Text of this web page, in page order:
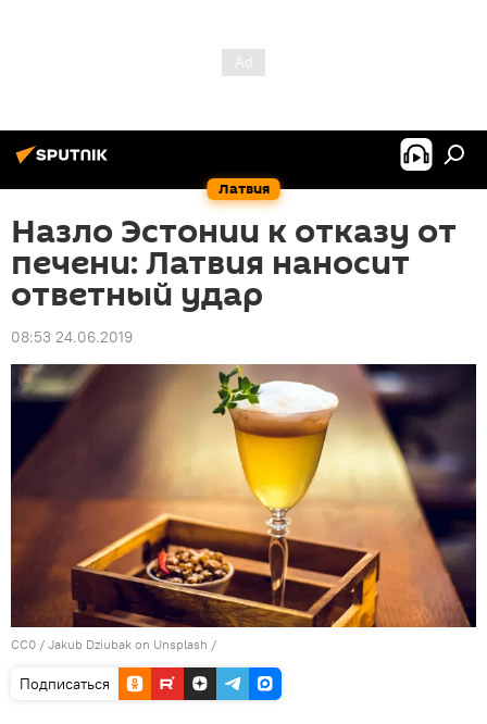
Латвия
Назло Эстонии к отказу от
печени: Латвия наносит
ответный удар
08:53 24.06.2019
CC0 / Jakub Dziubak on Unsplash /
Подписаться